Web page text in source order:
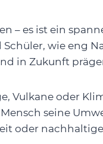
– es ist ein
wie eng
in Zukunft
Vulkane oder
seine
oder